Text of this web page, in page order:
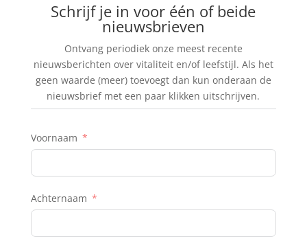
Schrijf je in voor één of beide
nieuwsbrieven
Ontvang periodiek onze meest recente
nieuwsberichten over vitaliteit en/of leefstijl. Als het
geen waarde (meer) toevoegt dan kun onderaan de
nieuwsbrief met een paar klikken uitschrijven.
Voornaam
Achternaam